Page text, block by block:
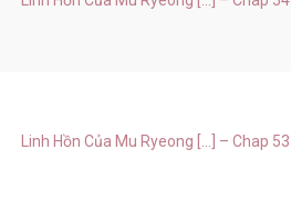
Linh Hồn Của Mu Ryeong [...] – Chap 53